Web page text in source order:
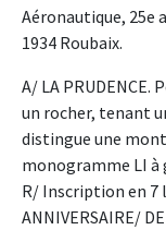
Aéronautique, 25e
1934 Roubaix.
A/ LA PRUDENCE.
un rocher, tenant
distingue une
monogramme LI à
R/ Inscription en 7
ANNIVERSAIRE/